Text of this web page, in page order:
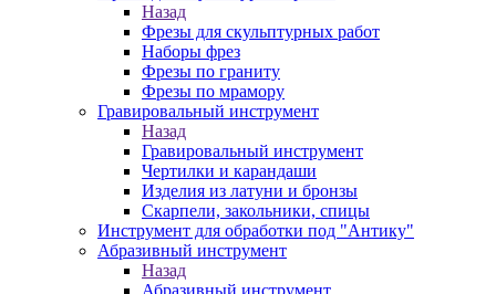
Назад
Фрезы для скульптурных работ
Наборы фрез
Фрезы по граниту
Фрезы по мрамору
Гравировальный инструмент
Назад
Гравировальный инструмент
Чертилки и карандаши
Изделия из латуни и бронзы
Скарпели, закольники, спицы
Инструмент для обработки под "Антику"
Абразивный инструмент
Назад
Абразивный инструмент